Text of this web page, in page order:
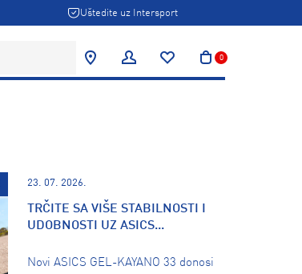
Uštedite uz Intersport
0
23. 07. 2026.
TRČITE SA VIŠE STABILNOSTI I
UDOBNOSTI UZ ASICS...
Novi ASICS GEL-KAYANO 33 donosi